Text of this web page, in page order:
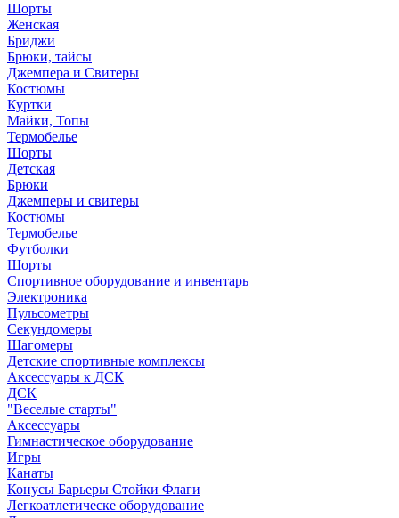
Шорты
Женская
Бриджи
Брюки, тайсы
Джемпера и Свитеры
Костюмы
Куртки
Майки, Топы
Термобелье
Шорты
Детская
Брюки
Джемперы и свитеры
Костюмы
Термобелье
Футболки
Шорты
Спортивное оборудование и инвентарь
Электроника
Пульсометры
Секундомеры
Шагомеры
Детские спортивные комплексы
Аксессуары к ДСК
ДСК
"Веселые старты"
Аксессуары
Гимнастическое оборудование
Игры
Канаты
Конусы Барьеры Стойки Флаги
Легкоатлетическе оборудование